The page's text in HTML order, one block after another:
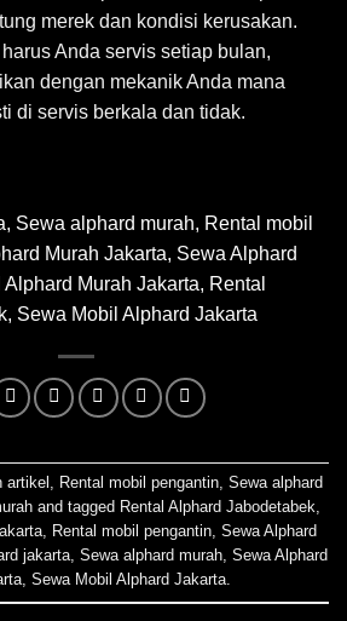
merek dan kondisi kerusakan.
Anda servis setiap bulan,
dengan mekanik Anda mana
di servis berkala dan tidak.
, Sewa alphard murah, Rental mobil
Murah Jakarta, Sewa Alphard
Murah Jakarta, Rental
Sewa Mobil Alphard Jakarta
artikel , Rental mobil pengantin, Sewa alphard
and tagged Rental Alphard Jabodetabek,
, Rental mobil pengantin, Sewa Alphard
jakarta, Sewa alphard murah, Sewa Alphard
, Sewa Mobil Alphard Jakarta.